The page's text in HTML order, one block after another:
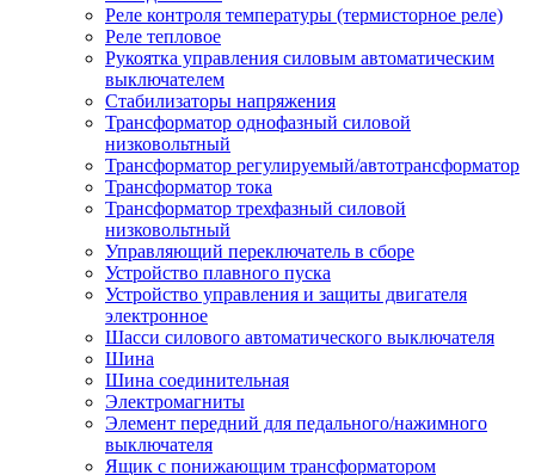
Реле контроля температуры (термисторное реле)
Реле тепловое
Рукоятка управления силовым автоматическим
выключателем
Стабилизаторы напряжения
Трансформатор однофазный силовой
низковольтный
Трансформатор регулируемый/автотрансформатор
Трансформатор тока
Трансформатор трехфазный силовой
низковольтный
Управляющий переключатель в сборе
Устройство плавного пуска
Устройство управления и защиты двигателя
электронное
Шасси силового автоматического выключателя
Шина
Шина соединительная
Электромагниты
Элемент передний для педального/нажимного
выключателя
Ящик с понижающим трансформатором